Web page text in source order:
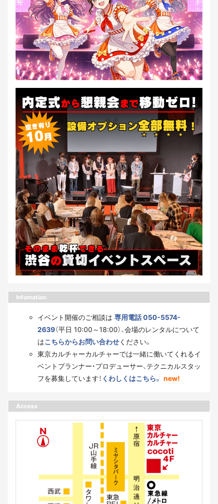
Infomation
イベント開催のご相談は 専用電話 050-5574-
2639（平日 10:00～18:00）、会場のレンタルについて
はこちらからお問い合わせください。
東京カルチャーカルチャーでは一緒に働いてくれるイ
ベントプランナー・プロデューサー、テクニカルスタッ
フを募集しています！ くわしくはこちら。 new!
Access